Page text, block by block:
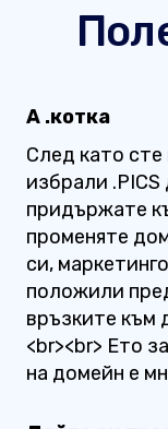
А .котка
След като
избрали
придържате
променяте
си,
положили
връзките към
<br><br> Ето
на домейн е